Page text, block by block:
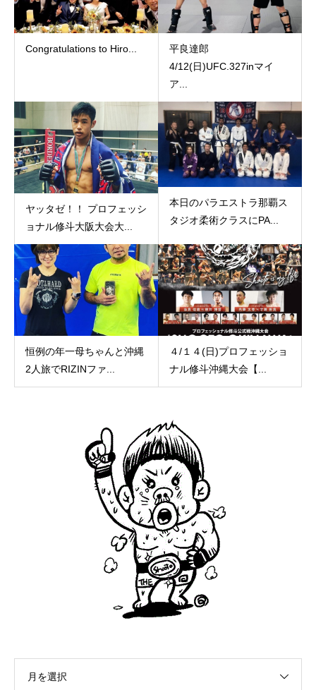
Congratulations to Hiro...
平良達郎
4/12(日)UFC.327inマイ
ア...
ヤッタゼ！！ プロフェッシ
ョナル修斗大阪大会大...
本日のパラエストラ那覇ス
タジオ柔術クラスにPA...
恒例の年一母ちゃんと沖縄
2人旅でRIZINファ...
４/１４(日)プロフェッショ
ナル修斗沖縄大会【...
月を選択